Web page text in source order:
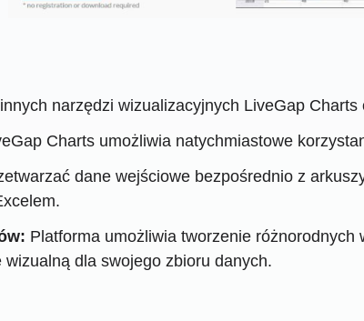
narzędzi wizualizacyjnych LiveGap Charts
Charts umożliwia natychmiastowe
dane wejściowe bezpośrednio z
Platforma umożliwia tworzenie
dla swojego zbioru danych.